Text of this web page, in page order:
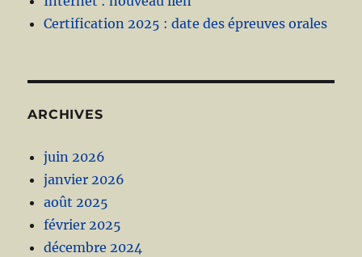
Certification 2025 : date des épreuves orales
ARCHIVES
juin 2026
janvier 2026
août 2025
février 2025
décembre 2024